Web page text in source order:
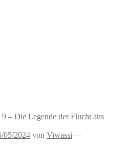
– Die Legende der Flucht aus
05/2024 von Viwassi —